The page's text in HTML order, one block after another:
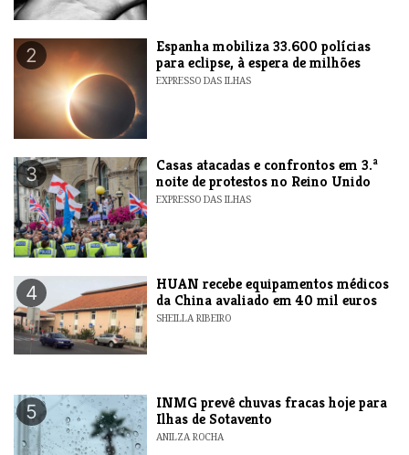
2
Espanha mobiliza 33.600 polícias
para eclipse, à espera de milhões
EXPRESSO DAS ILHAS
3
Casas atacadas e confrontos em 3.ª
noite de protestos no Reino Unido
EXPRESSO DAS ILHAS
4
HUAN recebe equipamentos médicos
da China avaliado em 40 mil euros
SHEILLA RIBEIRO
5
INMG prevê chuvas fracas hoje para
Ilhas de Sotavento
ANILZA ROCHA